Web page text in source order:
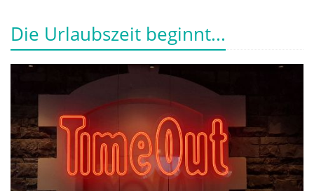
Die Urlaubszeit beginnt...